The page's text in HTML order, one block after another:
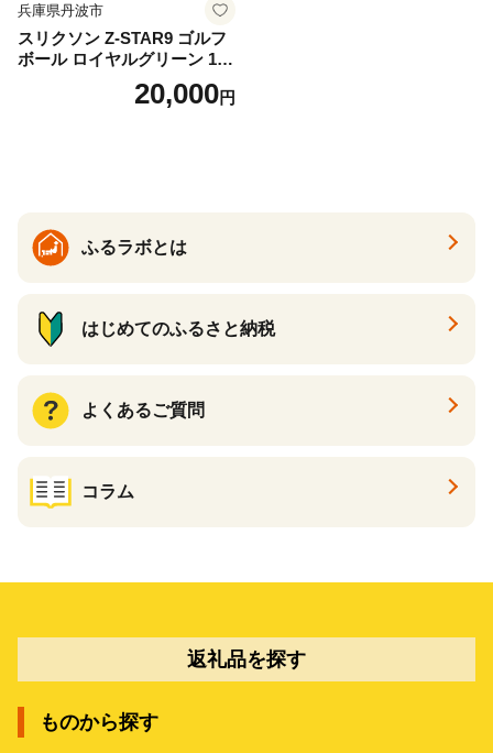
兵庫県丹波市
スリクソン Z-STAR9 ゴルフ
ボール ロイヤルグリーン 1ダ
ース 12球 兵庫県丹波市 ふる
20,000円
ふるラボとは
はじめてのふるさと納税
よくあるご質問
コラム
返礼品を探す
ものから探す